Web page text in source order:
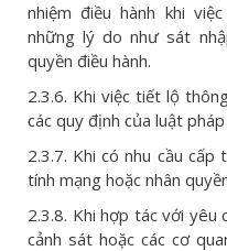
nhiệm điều hành khi
những lý do như sát
quyền điều hành.
2.3.6. Khi việc tiết lộ
các quy định của luật
2.3.7. Khi có nhu cầu
tính mạng hoặc nhân
2.3.8. Khi hợp tác với yêu
cảnh sát hoặc các cơ